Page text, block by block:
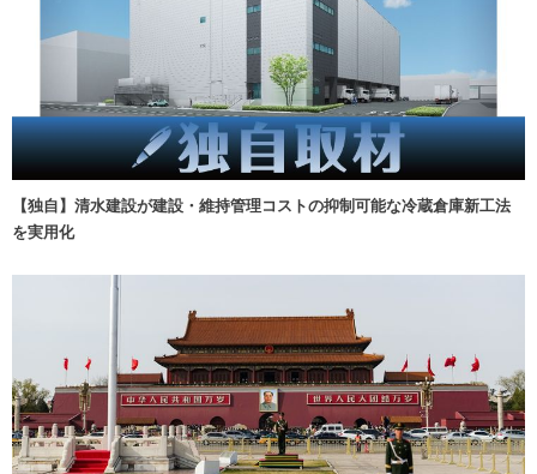
【独自】清水建設が建設・維持管理コストの抑制可能な冷蔵倉庫新工法
を実用化